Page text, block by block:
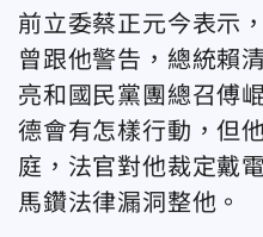
前立委蔡正元今表示
曾跟他警告，總統賴
亮和國民黨團總召傅
德會有怎樣行動，但
庭，法官對他裁定戴
馬鑽法律漏洞整他。